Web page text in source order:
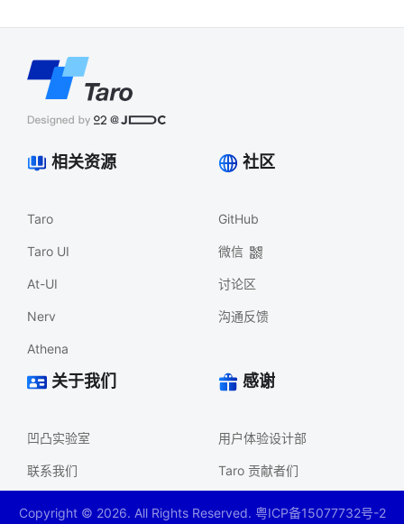
相关资源
Taro
Taro UI
At-UI
Nerv
Athena
社区
GitHub
微信
讨论区
沟通反馈
关于我们
凹凸实验室
联系我们
感谢
用户体验设计部
Taro 贡献者们
Copyright © 2026. All Rights Reserved. 粤ICP备15077732号-2